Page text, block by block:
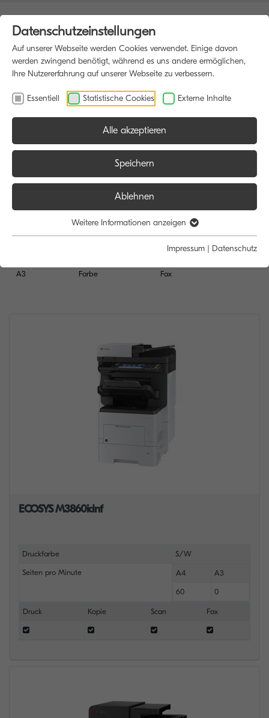
A3 Farbe
Funktion:
Scan
Fax
ECOSYS M3860idnf
Druckfarbe S/W
Seiten pro Minute A4 A3
60 0
Druck Kopie Scan Fax
Datenschutzeinstellungen
Auf unserer Webseite werden Cookies verwendet. Einige davon
werden zwingend benötigt, während es uns andere ermöglichen,
Ihre Nutzererfahrung auf unserer Webseite zu verbessern.
Essentiell Statistische Cookies Externe Inhalte
Alle akzeptieren
Speichern
Ablehnen
Weitere Informationen anzeigen
Impressum | Datenschutz